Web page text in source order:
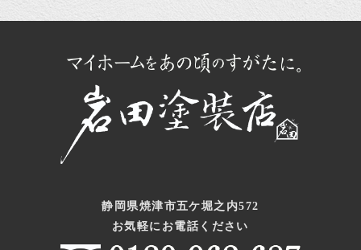
静岡県焼津市五ケ堀之内572
お気軽にお電話ください